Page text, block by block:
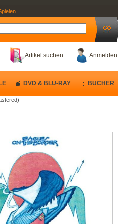
Anmelden
Artikel suchen
DVD & BLU-RAY BÜCHER